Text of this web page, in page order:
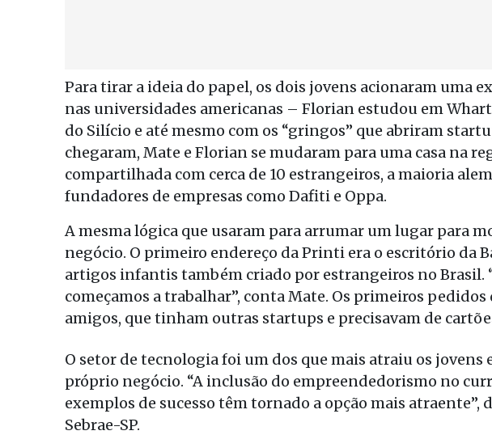
Para tirar a ideia do papel, os dois jovens acionaram uma
nas universidades americanas – Florian estudou em
do Silício e até mesmo com os “gringos” que abriram
chegaram, Mate e Florian se mudaram para uma casa na
compartilhada com cerca de 10 estrangeiros, a maioria
fundadores de empresas como Dafiti e Oppa.
A mesma lógica que usaram para arrumar um lugar para
negócio. O primeiro endereço da Printi era o escritório da
artigos infantis também criado por estrangeiros no Brasil.
começamos a trabalhar”, conta Mate. Os primeiros
amigos, que tinham outras startups e precisavam de
O setor de tecnologia foi um dos que mais atraiu os jovens
próprio negócio. “A inclusão do empreendedorismo no
exemplos de sucesso têm tornado a opção mais atraente”,
Sebrae-SP.